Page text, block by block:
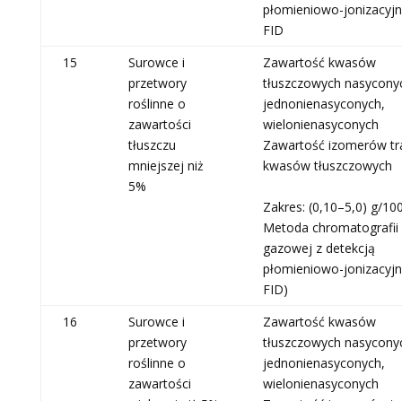
płomieniowo-
FID
15
Surowce i
przetwory
roślinne o
zawartości
tłuszczu
mniejszej niż
5%
Zawartość kwasów
tłuszczowych
jednonienasyconych,
wielonienasyconych
Zawartość izomerów
kwasów tłuszczowych
Zakres: (0,10–5,0) g/
Metoda chromatografii
gazowej z detekcją
płomieniowo-
FID)
16
Surowce i
przetwory
roślinne o
zawartości
Zawartość kwasów
tłuszczowych
jednonienasyconych,
wielonienasyconych